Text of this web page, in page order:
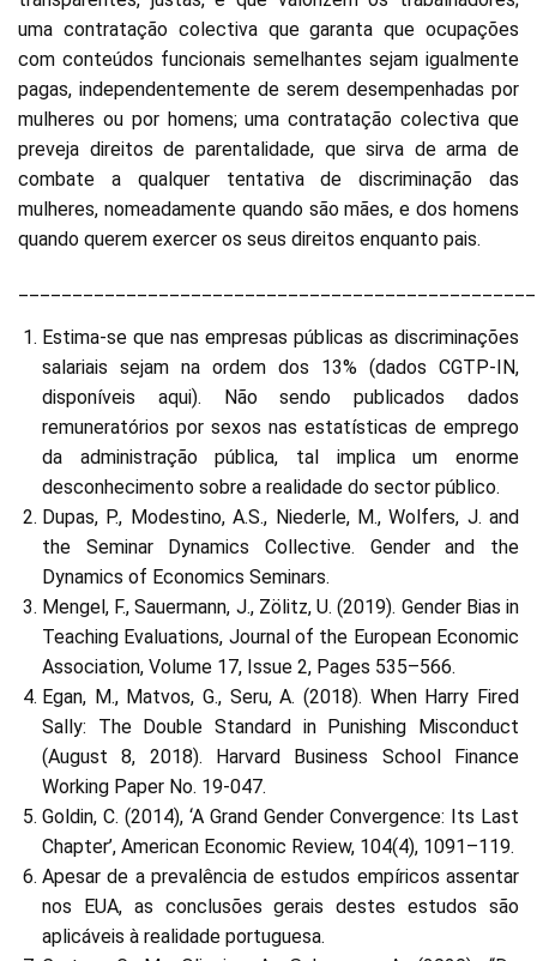
uma contratação colectiva que garanta que ocupações
com conteúdos funcionais semelhantes sejam igualmente
pagas, independentemente de serem desempenhadas por
mulheres ou por homens; uma contratação colectiva que
preveja direitos de parentalidade, que sirva de arma de
combate a qualquer tentativa de discriminação das
mulheres, nomeadamente quando são mães, e dos homens
quando querem exercer os seus direitos enquanto pais.
Estima-se que nas empresas públicas as discriminações
salariais sejam na ordem dos 13% (dados CGTP-IN,
disponíveis aqui). Não sendo publicados dados
remuneratórios por sexos nas estatísticas de emprego
da administração pública, tal implica um enorme
desconhecimento sobre a realidade do sector público.
Dupas, P., Modestino, A.S., Niederle, M., Wolfers, J. and
the Seminar Dynamics Collective. Gender and the
Dynamics of Economics Seminars.
Mengel, F., Sauermann, J., Zölitz, U. (2019). Gender Bias in
Teaching Evaluations, Journal of the European Economic
Association, Volume 17, Issue 2, Pages 535–566.
Egan, M., Matvos, G., Seru, A. (2018). When Harry Fired
Sally: The Double Standard in Punishing Misconduct
(August 8, 2018). Harvard Business School Finance
Working Paper No. 19-047.
Goldin, C. (2014), ‘A Grand Gender Convergence: Its Last
Chapter’, American Economic Review, 104(4), 1091–119.
Apesar de a prevalência de estudos empíricos assentar
nos EUA, as conclusões gerais destes estudos são
aplicáveis à realidade portuguesa.